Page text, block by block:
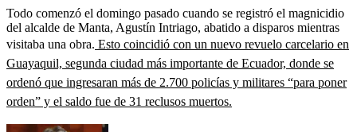
Todo comenzó el domingo pasado cuando se registró el magnicidio
del alcalde de Manta, Agustín Intriago, abatido a disparos mientras
visitaba una obra. Esto coincidió con un nuevo revuelo carcelario en
Guayaquil, segunda ciudad más importante de Ecuador, donde se
ordenó que ingresaran más de 2.700 policías y militares “para poner
orden” y el saldo fue de 31 reclusos muertos.